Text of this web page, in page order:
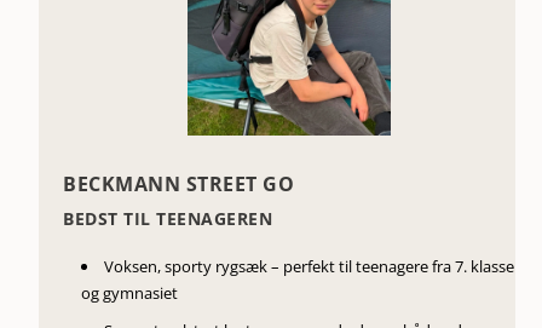
BECKMANN STREET GO
BEDST TIL TEENAGEREN
Voksen, sporty rygsæk – perfekt til teenagere fra 7. klasse
og gymnasiet